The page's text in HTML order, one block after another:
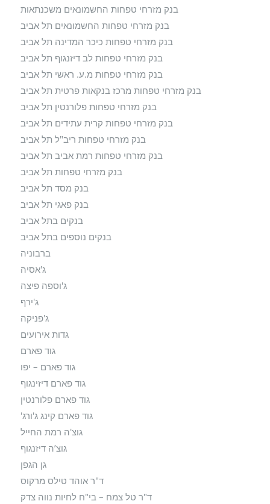
בנק מזרחי טפחות החשמונאים משכנתאות
בנק מזרחי טפחות החשמונאים תל אביב
בנק מזרחי טפחות כיכר המדינה תל אביב
בנק מזרחי טפחות לב דיזנגוף תל אביב
בנק מזרחי טפחות מ.ע. ראשי תל אביב
בנק מזרחי טפחות מרכז בנקאות פרטית תל אביב
בנק מזרחי טפחות פלורנטין תל אביב
בנק מזרחי טפחות קרית עתידים תל אביב
בנק מזרחי טפחות ריב"ל תל אביב
בנק מזרחי טפחות רמת אביב תל אביב
בנק מזרחי טפחות תל אביב
בנק מסד תל אביב
בנק פאגי תל אביב
בנקים בתל אביב
בנקים נוספים בתל אביב
ברבוניה
ג'אסיה
ג'וספה פיצה
ג'ירף
ג'פניקה
גדות אירועים
גוד פארם
גוד פארם – יפו
גוד פארם דיזינגוף
גוד פארם פלורנטין
גוד פארם קינג ג'ורג'
גוצ'ה רמת החייל
גוצ’ה דיזנגוף
גן הגפן
ד"ר אוהד טילס מרקוס
ד"ר טל צמח – בי"ח לחיות נווה צדק